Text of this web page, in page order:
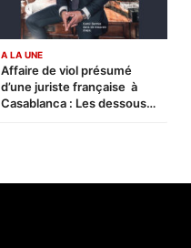
A LA UNE
Affaire de viol présumé
d’une juriste française à
Casablanca : Les dessous